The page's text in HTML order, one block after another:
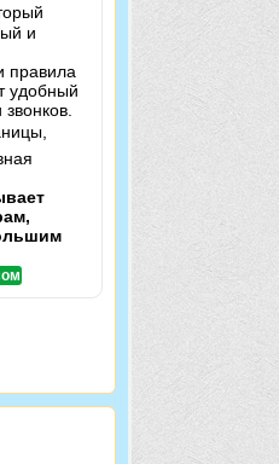
и
правила
удобный